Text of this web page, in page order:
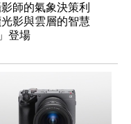
師的氣象決策利
影與雲層的智慧
登場